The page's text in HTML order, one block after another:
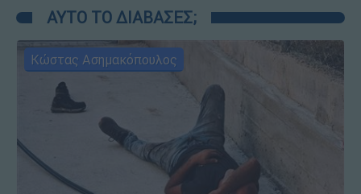
ΑΥΤΟ ΤΟ ΔΙΑΒΑΣΕΣ;
Κώστας Ασημακόπουλος